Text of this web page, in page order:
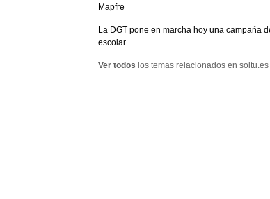
Mapfre
La DGT pone en marcha hoy una campaña
escolar
Ver todos los temas relacionados en soitu.es